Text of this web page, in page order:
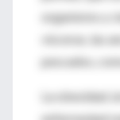
organismo y
vísceras, las
pescados,
La obesidad,